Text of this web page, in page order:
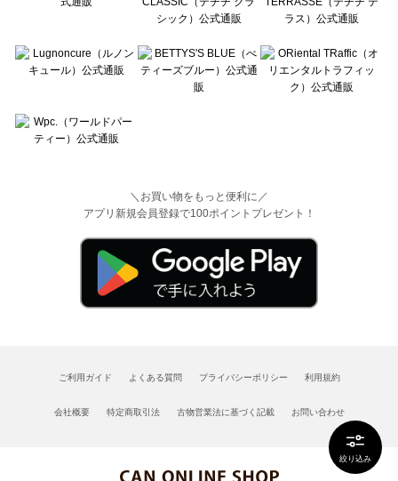
絞り込み
＼お買い物をもっと便利に／
アプリ新規会員登録で100ポイントプレゼント！
ご利用ガイド よくある質問 プライバシーポリシー 利用規約
会社概要 特定商取引法 古物営業法に基づく記載 お問い合わせ